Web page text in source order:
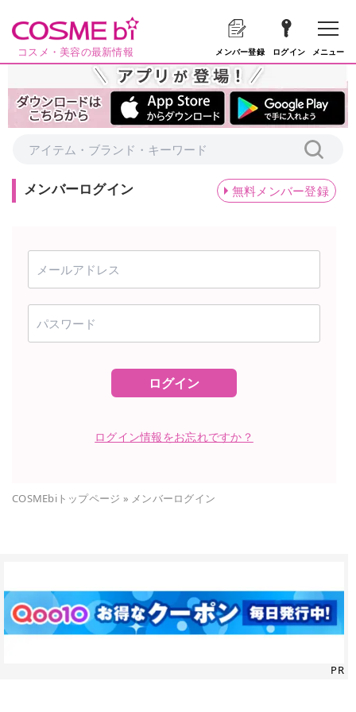
コスメ・美容の最新情報 メンバー登録 ログイン メニュー
メンバーログイン 無料メンバー登録
ログイン
ログイン情報をお忘れですか？
COSMEbiトップページ » メンバーログイン
PR